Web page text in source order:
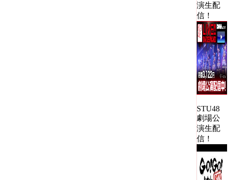
演生配
信！
STU48
劇場公
演生配
信！